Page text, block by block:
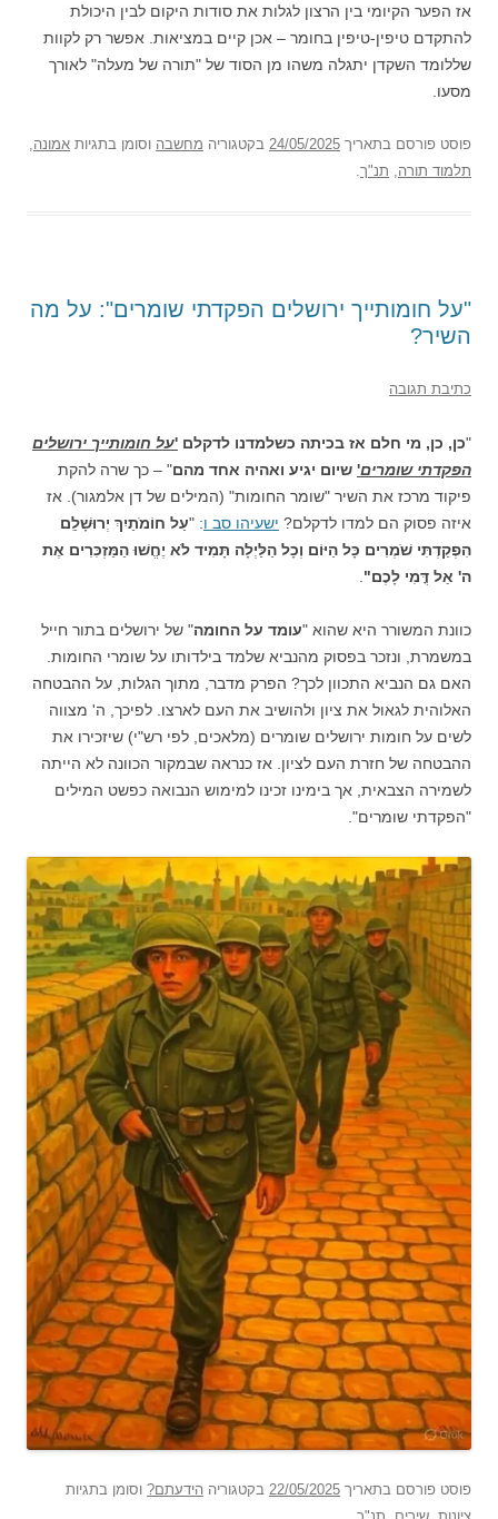
אז הפער הקיומי בין הרצון לגלות את סודות היקום לבין היכולת
להתקדם טיפין-טיפין בחומר – אכן קיים במציאות. אפשר רק לקוות
שללומד השקדן יתגלה משהו מן הסוד של "תורה של מעלה" לאורך
מסעו.
פוסט פורסם בתאריך 24/05/2025 בקטגוריה מחשבה וסומן בתגיות אמונה
תלמוד תורה
תנ"ך
"על חומותייך ירושלים הפקדתי שומרים": על מה
השיר?
כתיבת תגובה
"כן, כן, מי חלם אז בכיתה כשלמדנו לדקלם 'על חומותייך ירושלים
הפקדתי שומרים' שיום יגיע ואהיה אחד מהם" – כך שרה להקת
פיקוד מרכז את השיר "שומר החומות" (המילים של דן אלמגור). אז
איזה פסוק הם למדו לדקלם? ישעיהו סב ו: "עַל חוֹמֹתַיִךְ יְרוּשָׁלַ͏ִם
הִפְקַדְתִּי שֹׁמְרִים כָּל הַיּוֹם וְכָל הַלַּיְלָה תָּמִיד לֹא יֶחֱשׁוּ הַמַּזְכִּרִים אֶת
ה' אַל דֳּמִי לָכֶם"
כוונת המשורר היא שהוא "עומד על החומה" של ירושלים בתור חייל
במשמרת, ונזכר בפסוק מהנביא שלמד בילדותו על שומרי החומות.
האם גם הנביא התכוון לכך? הפרק מדבר, מתוך הגלות, על ההבטחה
האלוהית לגאול את ציון ולהושיב את העם לארצו. לפיכך, ה' מצווה
לשים על חומות ירושלים שומרים (מלאכים, לפי רש"י) שיזכירו את
ההבטחה של חזרת העם לציון. אז כנראה שבמקור הכוונה לא הייתה
לשמירה הצבאית, אך בימינו זכינו למימוש הנבואה כפשט המילים
"הפקדתי שומרים".
פוסט פורסם בתאריך 22/05/2025 בקטגוריה הידעתם? וסומן בתגיות